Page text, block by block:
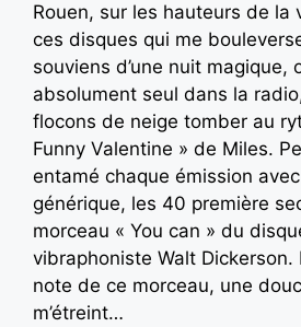
Rouen, sur les hauteurs de la
ces disques qui me
souviens d’une nuit magique,
absolument seul dans la
flocons de neige tomber au
Funny Valentine » de Miles.
entamé chaque émission
générique, les 40 première
morceau « You can » du
vibraphoniste Walt Dickerson.
note de ce morceau, une
m’étreint…